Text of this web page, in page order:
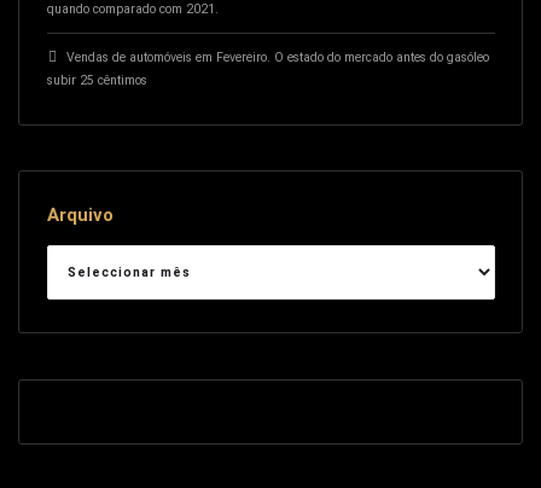
quando comparado com 2021.
Vendas de automóveis em Fevereiro. O estado do mercado antes do gasóleo
subir 25 cêntimos
Arquivo